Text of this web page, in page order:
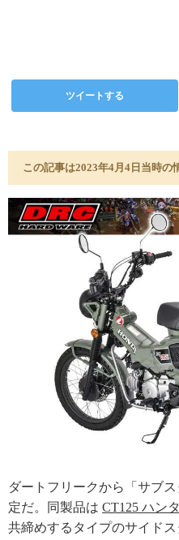
ツイートする
この記事は2023年4月4日当時の
ダートフリークから「サブ
定だ。同製品は CT125 ハン
共締めするタイプのサイド